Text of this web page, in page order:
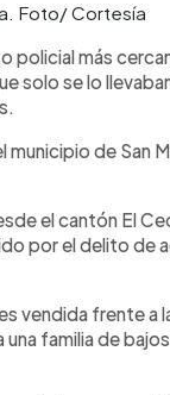
Foto/ Cortesía
policial más
solo se lo
de San
el cantón El
por el delito de
vendida frente a
familia de